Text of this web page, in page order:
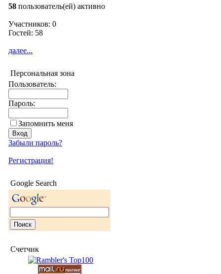
58 пользователь(ей) активно
Участников: 0
Гостей: 58
далее...
Персональная зона
Пользователь:
Пароль:
Запомнить меня
Забыли пароль?
Регистрация!
Google Search
Счетчик